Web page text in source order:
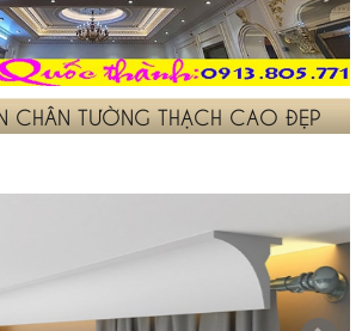
CHÂN TƯỜNG THẠCH CAO ĐẸP